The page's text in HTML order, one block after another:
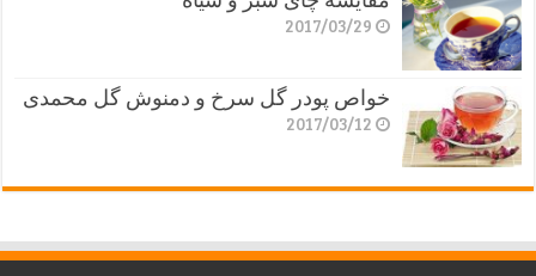
2017/03/29
خواص پودر گل سرخ و دمنوش گل محمدی
2017/03/12